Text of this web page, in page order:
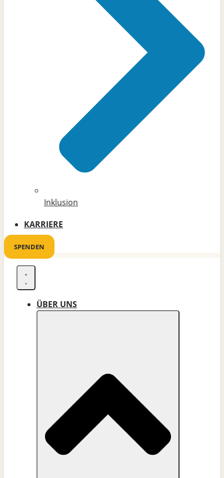
Inklusion
KARRIERE
SPENDEN
ÜBER UNS